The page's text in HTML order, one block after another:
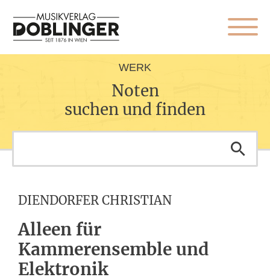
WERK
Noten
suchen und finden
DIENDORFER CHRISTIAN
Alleen für
Kammerensemble und
Elektronik